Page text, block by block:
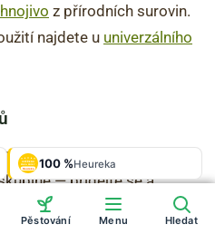
z přírodních surovin.
najdete u univerzálního
pokojovek si zahrádkáři
— přidejte se a
OVĚŘENO
ZÁKAZNÍKY
Heureka 100 %Heureka
Galerie925 fotek
Pěstování Menu Hledat